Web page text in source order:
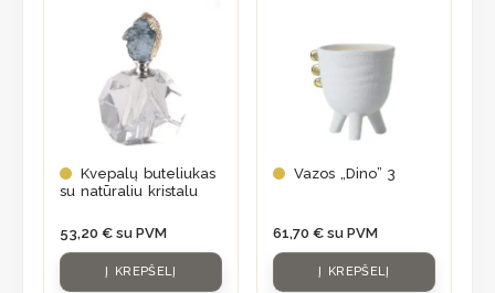
Kvepalų buteliukas
su natūraliu kristalu
53,20 € su PVM
Į KREPŠELĮ
Vazos „Dino” 3
61,70 € su PVM
Į KREPŠELĮ